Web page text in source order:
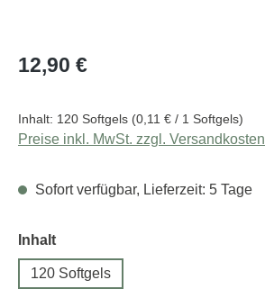
Regulärer Preis:
12,90 €
Inhalt: 120 Softgels (0,11 € / 1 Softgels)
Preise inkl. MwSt. zzgl. Versandkosten
Sofort verfügbar, Lieferzeit: 5 Tage
Inhaltauswählen
120 Softgels